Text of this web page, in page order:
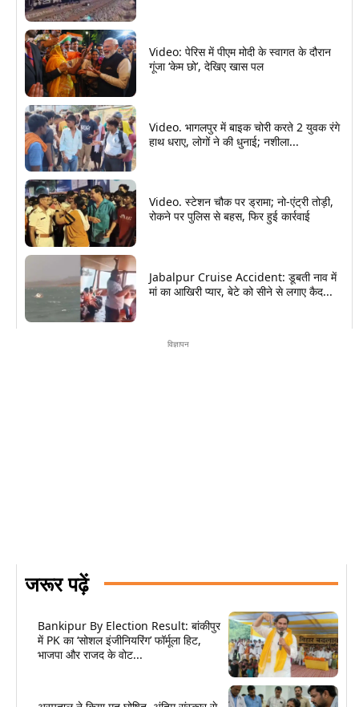
Video: पेरिस में पीएम मोदी के स्वागत के दौरान
गूंजा ‘केम छो’, देखिए खास पल
Video. भागलपुर में बाइक चोरी करते 2 युवक रंगे
हाथ धराए, लोगों ने की धुनाई; नशीला...
Video. स्टेशन चौक पर ड्रामा; नो-एंट्री तोड़ी,
रोकने पर पुलिस से बहस, फिर हुई कार्रवाई
Jabalpur Cruise Accident: डूबती नाव में
मां का आखिरी प्यार, बेटे को सीने से लगाए कैद...
विज्ञापन
जरूर पढ़ें
Bankipur By Election Result: बांकीपुर
में PK का ‘सोशल इंजीनियरिंग’ फॉर्मूला हिट,
भाजपा और राजद के वोट...